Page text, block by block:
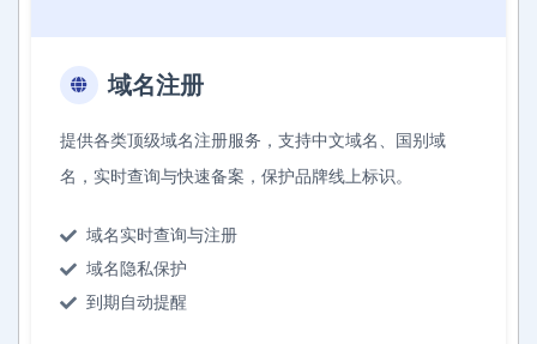
域名注册
提供各类顶级域名注册服务，支持中文域名、国别域
名，实时查询与快速备案，保护品牌线上标识。
域名实时查询与注册
域名隐私保护
到期自动提醒